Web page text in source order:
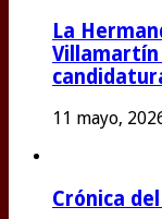
La
Villamartín
11 mayo,
Crónica